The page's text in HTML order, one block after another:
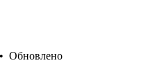
• Обновлено